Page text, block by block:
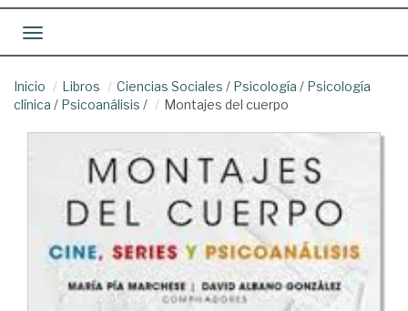
Toggle navigation
Inicio Libros Ciencias Sociales / Psicología / Psicología
clínica / Psicoanálisis / Montajes del cuerpo